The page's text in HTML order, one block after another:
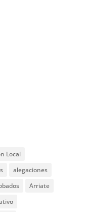
Local
alegaciones
Arriate